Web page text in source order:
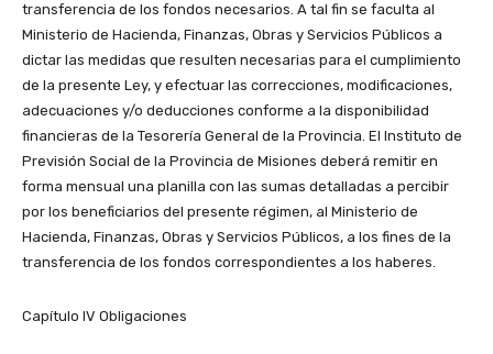
transferencia de los fondos necesarios. A tal fin se faculta al
Ministerio de Hacienda, Finanzas, Obras y Servicios Públicos a
dictar las medidas que resulten necesarias para el cumplimiento
de la presente Ley, y efectuar las correcciones, modificaciones,
adecuaciones y/o deducciones conforme a la disponibilidad
financieras de la Tesorería General de la Provincia. El Instituto de
Previsión Social de la Provincia de Misiones deberá remitir en
forma mensual una planilla con las sumas detalladas a percibir
por los beneficiarios del presente régimen, al Ministerio de
Hacienda, Finanzas, Obras y Servicios Públicos, a los fines de la
transferencia de los fondos correspondientes a los haberes.
Capítulo IV Obligaciones